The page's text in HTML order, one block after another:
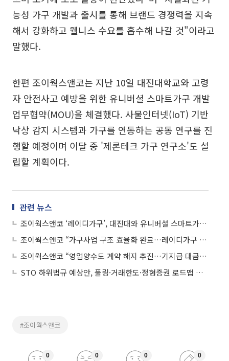
능성 가구 개발과 출시를 통해 브랜드 경쟁력을 지속
해서 강화하고 웰니스 수요를 흡수해 나갈 것"이라고
말했다.
한편 조이웍스앤코는 지난 10일 대진대학교와 고령
자 안전사고 예방을 위한 유니버셜 스마트가구 개발
업무협약(MOU)을 체결했다. 사물인터넷(IoT) 기반
낙상 감지 시스템과 가구를 연동하는 공동 연구를 진
행할 예정이며 이달 중 '제론테크 가구 연구소'도 설
립할 계획이다.
관련 뉴스
조이웍스앤코 ‘레이디가구’, 대진대와 유니버셜 스마트가구 개발 MOU 체결
조이웍스앤코 “가구사업 구조 효율화 완료…레이디가구 50주년 맞아 재도약 나서”
조이웍스앤코 “영업양수도 계약 해지 추진…기지급 대금 손실 구조 아냐”
STO 하위법규 예상안, 풀링·거래한도·정형증권 로드맵 제시
#조이웍스앤코
0 0 0 0